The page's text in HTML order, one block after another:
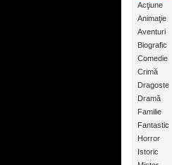
Acţiune
Animaţie
Aventuri
Biografic
Comedie
Crimă
Dragoste
Dramă
Familie
Fantastic
Horror
Istoric